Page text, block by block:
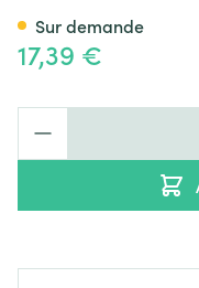
17,39 €
Sur demande